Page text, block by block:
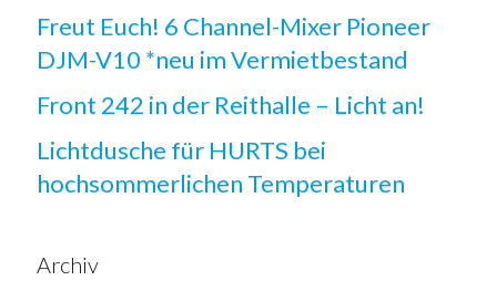
Freut Euch! 6 Channel-Mixer Pioneer
DJM-V10 *neu im Vermietbestand
Front 242 in der Reithalle – Licht an!
Lichtdusche für HURTS bei
hochsommerlichen Temperaturen
Archiv